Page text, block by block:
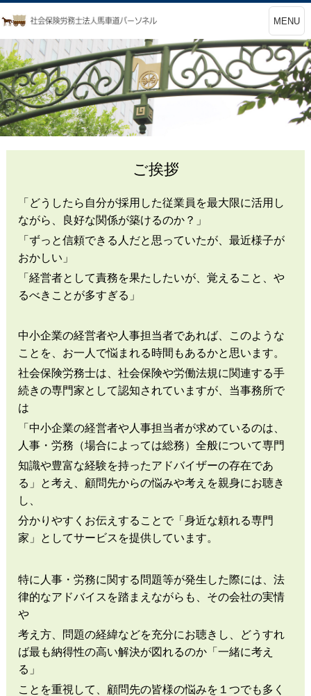
MENU
あ
なたと「一緒に考える」
ご挨拶
「どうしたら自分が採用した従業員を最大限に活用し
ながら、良好な関係が築けるのか？」
「ずっと信頼できる人だと思っていたが、最近様子が
おかしい」
「経営者として責務を果たしたいが、覚えること、や
るべきことが多すぎる」
中小企業の経営者や人事担当者であれば、このような
ことを、お一人で悩まれる時間もあるかと思います。
社会保険労務士は、社会保険や労働法規に関連する手
続きの専門家として認知されていますが、当事務所で
は
「中小企業の経営者や人事担当者が求めているのは、
人事・労務（場合によっては総務）全般について専門
知識や豊富な経験を持ったアドバイザーの存在であ
る」と考え、顧問先からの悩みや考えを親身にお聴き
し、
分かりやすくお伝えすることで「身近な頼れる専門
家」としてサービスを提供しています。
特に人事・労務に関する問題等が発生した際には、法
律的なアドバイスを踏まえながらも、その会社の実情
や
考え方、問題の経緯などを充分にお聴きし、どうすれ
ば最も納得性の高い解決が図れるのか「一緒に考え
る」
ことを重視して、顧問先の皆様の悩みを１つでも多く